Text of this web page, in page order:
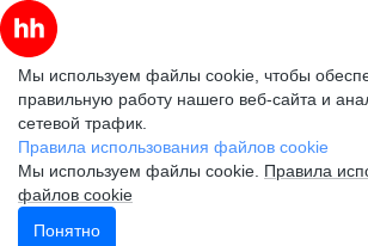
Мы используем файлы cookie, чтобы
правильную работу нашего веб-сайта и
сетевой трафик.
Правила использования файлов cookie
Мы используем файлы cookie. Правила
файлов cookie
Понятно